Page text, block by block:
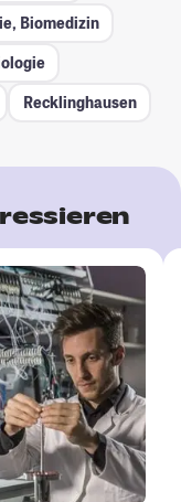
Biomedizin
Recklinghausen